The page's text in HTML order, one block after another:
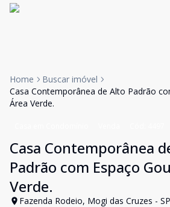
Home
Buscar imóvel
Casa Contemporânea de Alto Padrão
Área Verde.
Casa Contemporânea
Padrão com Espaço
Verde.
Fazenda Rodeio, Mogi das Cruzes - SP